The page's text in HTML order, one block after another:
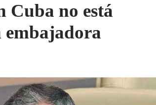
Cuba no está
embajadora